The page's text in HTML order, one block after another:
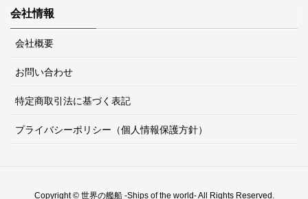
会社情報
会社概要
お問い合わせ
特定商取引法に基づく表記
プライバシーポリシー（個人情報保護方針）
Copyright © 世界の艦船 -Ships of the world- All Rights Reserved.